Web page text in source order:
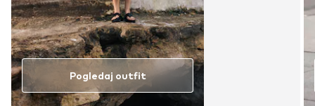
Pogledaj outfit